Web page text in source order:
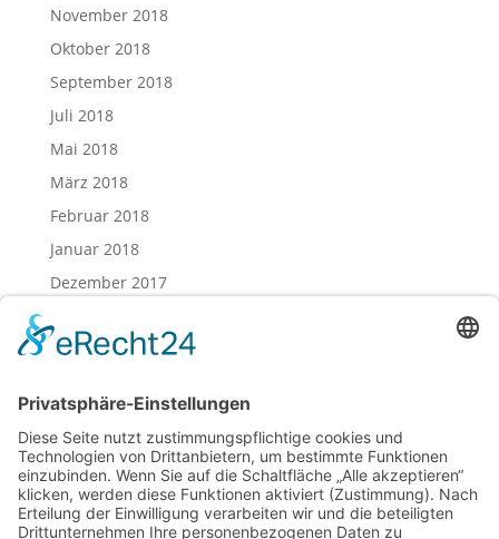
November 2018
Oktober 2018
September 2018
Juli 2018
Mai 2018
März 2018
Februar 2018
Januar 2018
Dezember 2017
Oktober 2017
Juli 2017
Juni 2017
Mai 2017
April 2017